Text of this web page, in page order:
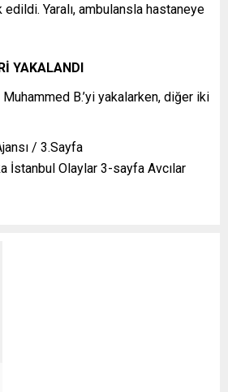
Yaralı, ambulansla hastaneye
YAKALANDI
B.’yi yakalarken, diğer iki
/ 3.Sayfa
İstanbul Olaylar 3-sayfa Avcılar